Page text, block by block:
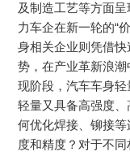
及制造工艺等方面
力车企在新一轮的“
身相关企业则凭借
势，在产业革新浪潮
现阶段，汽车车身
轻量又具备高强度
何优化焊接、铆接
度和精度？对于不